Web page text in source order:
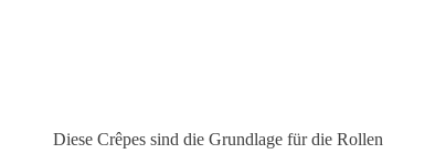
Diese Crêpes sind die Grundlage für die Rollen